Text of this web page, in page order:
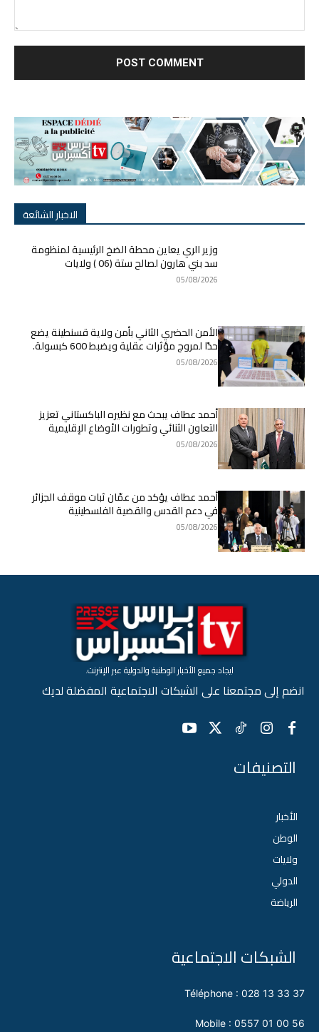
الاخبار الشائعة
وزير الري يعاين محطة الضخ الرئيسية لمنظومة
سد بني هارون لصالح ستة (06 ) ولايات
05/08/2026
الأمن الحضري الثاني بأمن ولاية قسنطينة يضع
حدًا لمروج مؤثرات عقلية ويضبط 600 كبسولة.
05/08/2026
أحمد عطاف يبحث مع نظيره الباكستاني تعزيز
التعاون الثنائي وتطورات الأوضاع الإقليمية
05/08/2026
أحمد عطاف يؤكد من عمّان ثبات موقف الجزائر
في دعم القدس والقضية الفلسطينية
05/08/2026
الشبكات الاجتماعية
Téléphone : 028 13 33 37
Mobile : 0557 01 00 56
التصنيفات
الأخبار
الوطن
ولايات
الدولي
الرياضة
ايجاد جميع الأخبار الوطنية والدولية عبر الإنترنت.
انضم إلى مجتمعنا على الشبكات الاجتماعية المفضلة لديك